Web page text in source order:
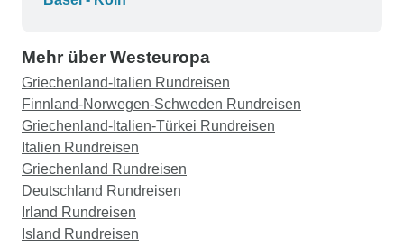
Mehr über Westeuropa
Griechenland-Italien Rundreisen
Finnland-Norwegen-Schweden Rundreisen
Griechenland-Italien-Türkei Rundreisen
Italien Rundreisen
Griechenland Rundreisen
Deutschland Rundreisen
Irland Rundreisen
Island Rundreisen